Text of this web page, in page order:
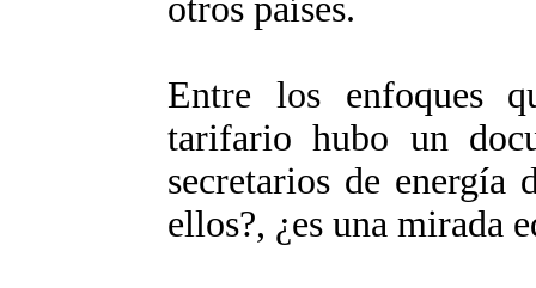
otros países.
Entre los enfoques
tarifario hubo un
secretarios de energía
ellos?, ¿es una mirada